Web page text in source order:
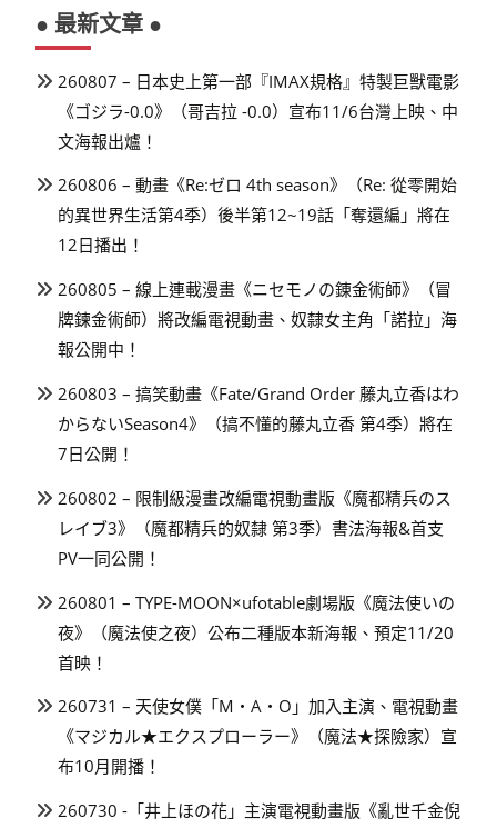
● 最新文章 ●
260807 – 日本史上第一部『IMAX規格』特製巨獸電影
《ゴジラ-0.0》（哥吉拉 -0.0）宣布11/6台灣上映、中
文海報出爐！
260806 – 動畫《Re:ゼロ 4th season》（Re: 從零開始
的異世界生活第4季）後半第12~19話「奪還編」將在
12日播出！
260805 – 線上連載漫畫《ニセモノの錬金術師》（冒
牌鍊金術師）將改編電視動畫、奴隸女主角「諾拉」海
報公開中！
260803 – 搞笑動畫《Fate/Grand Order 藤丸立香はわ
からないSeason4》（搞不懂的藤丸立香 第4季）將在
7日公開！
260802 – 限制級漫畫改編電視動畫版《魔都精兵のス
レイブ3》（魔都精兵的奴隸 第3季）書法海報&首支
PV一同公開！
260801 – TYPE-MOON×ufotable劇場版《魔法使いの
夜》（魔法使之夜）公布二種版本新海報、預定11/20
首映！
260731 – 天使女僕「M・A・O」加入主演、電視動畫
《マジカル★エクスプローラー》（魔法★探險家）宣
布10月開播！
260730 -「井上ほの花」主演電視動畫版《亂世千金倪